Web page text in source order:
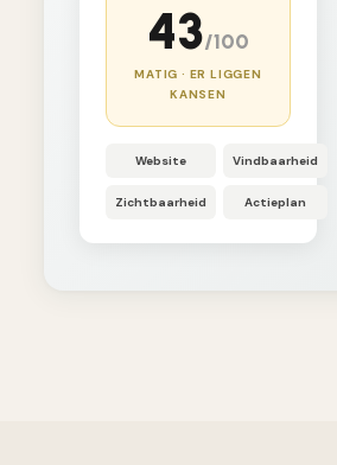
43/100
MATIG · ER LIGGEN
KANSEN
Website Vindbaarheid
Zichtbaarheid Actieplan